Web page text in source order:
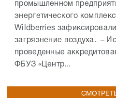
промышленном
энергетического
Wildberries
загрязнение воздуха. –
проведенные
ФБУЗ «Центр...